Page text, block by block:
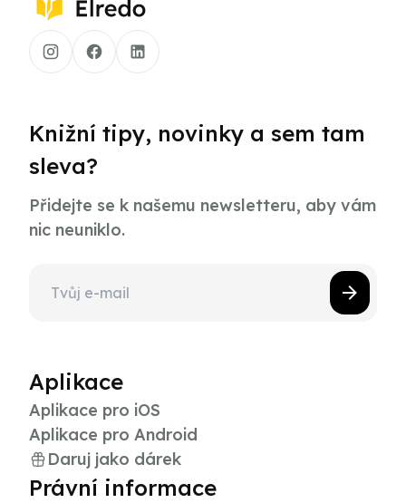
Knižní tipy, novinky a sem tam
sleva?
Přidejte se k našemu newsletteru, aby vám
nic neuniklo.
Aplikace
Aplikace pro iOS
Aplikace pro Android
Daruj jako dárek
Právní informace